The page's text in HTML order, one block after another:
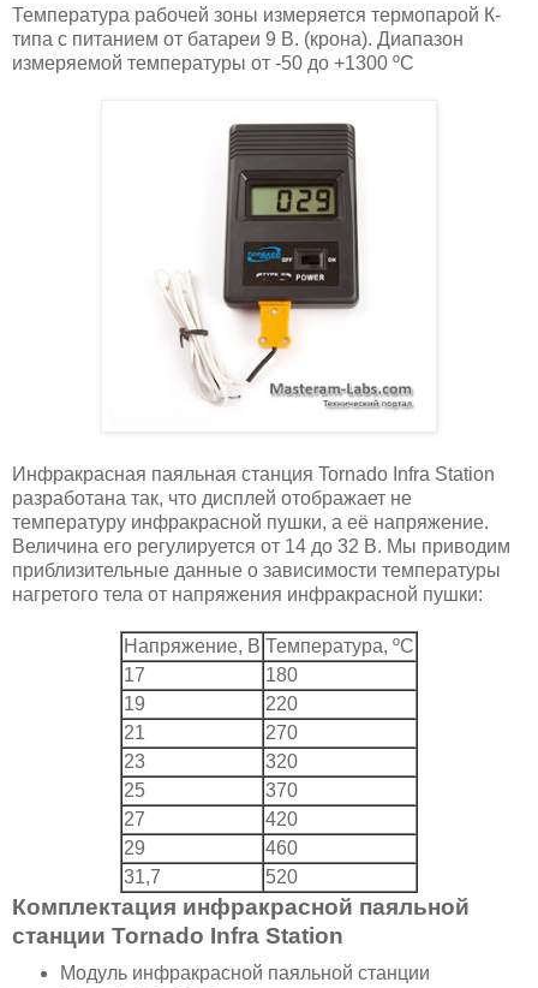
Температура рабочей зоны измеряется термопарой К-
типа с питанием от батареи 9 В. (крона). Диапазон
измеряемой температуры от -50 до +1300 ºC
Инфракрасная паяльная станция Tornado Infra Station
разработана так, что дисплей отображает не
температуру инфракрасной пушки, а её напряжение.
Величина его регулируется от 14 до 32 В. Мы приводим
приблизительные данные о зависимости температуры
нагретого тела от напряжения инфракрасной пушки:
Напряжение, В Температура, ºC
17
180
19
220
21
270
23
320
25
370
27
420
29
460
31,7
520
Комплектация инфракрасной паяльной
станции Tornado Infra Station
Модуль инфракрасной паяльной станции